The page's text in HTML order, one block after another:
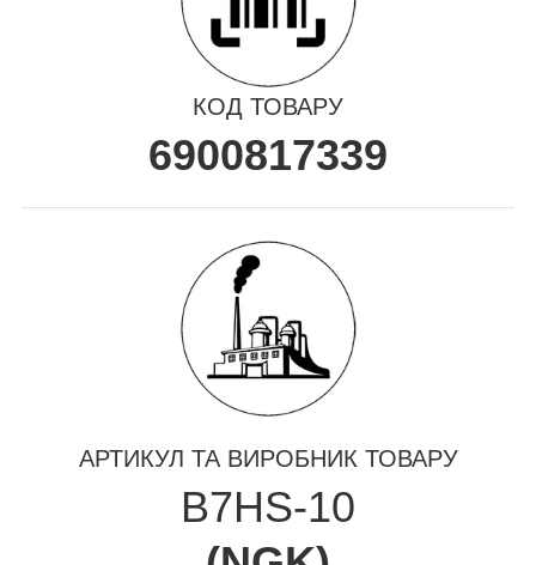
КОД ТОВАРУ
6900817339
АРТИКУЛ ТА ВИРОБНИК ТОВАРУ
B7HS-10